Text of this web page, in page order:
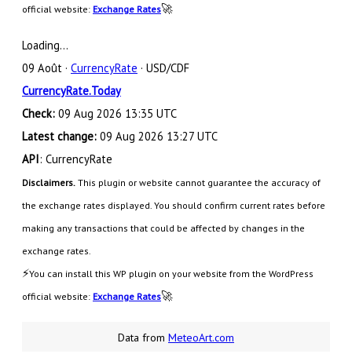
official website: Exchange Rates🚀
Loading...
09 Août · CurrencyRate · USD/CDF
CurrencyRate.Today
Check: 09 Aug 2026 13:35 UTC
Latest change: 09 Aug 2026 13:27 UTC
API: CurrencyRate
Disclaimers. This plugin or website cannot guarantee the accuracy of
the exchange rates displayed. You should confirm current rates before
making any transactions that could be affected by changes in the
exchange rates.
⚡You can install this WP plugin on your website from the WordPress
official website: Exchange Rates🚀
Data from MeteoArt.com